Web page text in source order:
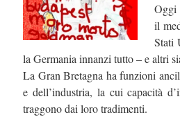
Oggi
il
Stati
la Germania innanzi tutto – e altri
La Gran Bretagna ha funzioni
e dell’industria, la cui capacità
traggono dai loro tradimenti.